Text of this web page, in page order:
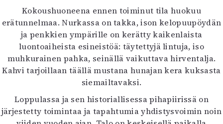
Kokoushuoneena ennen toiminut tila huokuu
erätunnelmaa. Nurkassa on takka, ison kelopuupöydän
ja penkkien ympärille on kerätty kaikenlaista
luontoaiheista esineistöä: täytettyjä lintuja, iso
muhkurainen pahka, seinällä vaikuttava hirventalja.
Kahvi tarjoillaan täällä mustana hunajan kera kuksasta
siemailtavaksi.
Loppulassa ja sen historiallisessa pihapiirissä on
järjestetty toimintaa ja tapahtumia yhdistysvoimin noin